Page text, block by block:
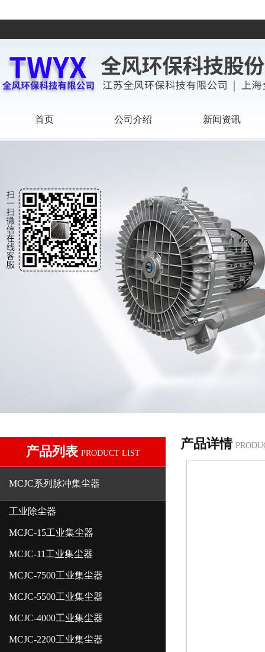
首页 公司介绍 新闻资讯
产品列表 PRODUCT LIST
MCJC系列脉冲集尘器
工业除尘器
MCJC-15工业集尘器
MCJC-11工业集尘器
MCJC-7500工业集尘器
MCJC-5500工业集尘器
MCJC-4000工业集尘器
MCJC-2200工业集尘器
产品详情